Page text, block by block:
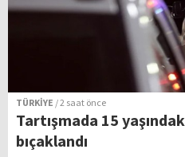
TÜRKİYE / 2 saat önce
Tartışmada 15
bıçaklandı